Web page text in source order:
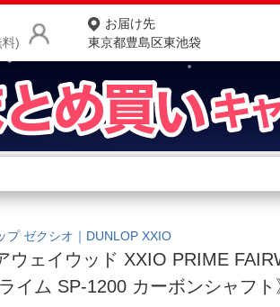
)
お届け先
東京都豊島区東池袋
商品をさがす
ランキングからさがす
カテゴリ一覧からさがす
プ ゼクシオ｜DUNLOP XXIO
ウェイウッド XXIO PRIME
イム SP-1200 カーボンシャフ